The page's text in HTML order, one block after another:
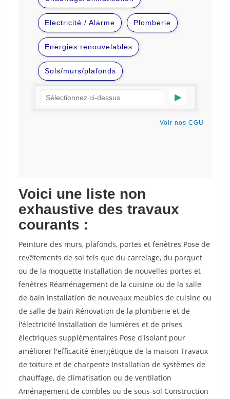
Voici une liste non
exhaustive des travaux
courants :
Peinture des murs, plafonds, portes et fenêtres Pose de
revêtements de sol tels que du carrelage, du parquet
ou de la moquette Installation de nouvelles portes et
fenêtres Réaménagement de la cuisine ou de la salle
de bain Installation de nouveaux meubles de cuisine ou
de salle de bain Rénovation de la plomberie et de
l'électricité Installation de lumières et de prises
électriques supplémentaires Pose d'isolant pour
améliorer l'efficacité énergétique de la maison Travaux
de toiture et de charpente Installation de systèmes de
chauffage, de climatisation ou de ventilation
Aménagement de combles ou de sous-sol Construction